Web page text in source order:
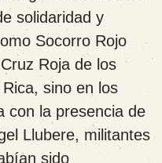
solidaridad y
Socorro Rojo
Roja de los
sino en los
con la presencia de
Llubere, militantes
sido